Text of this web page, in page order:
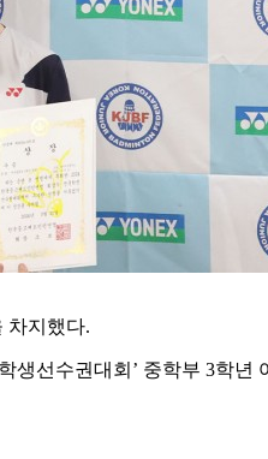
차지했다.
생선수권대회 ’ 중학부 3학년